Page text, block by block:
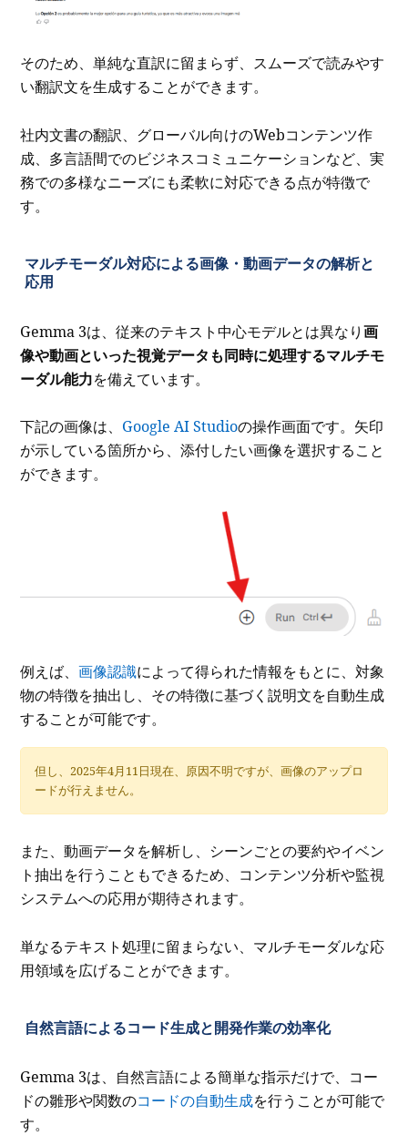
そのため、単純な直訳に留まらず、スムーズで読みやす
い翻訳文を生成することができます。
社内文書の翻訳、グローバル向けのWebコンテンツ作
成、多言語間でのビジネスコミュニケーションなど、実
務での多様なニーズにも柔軟に対応できる点が特徴で
す。
マルチモーダル対応による画像・動画データの解析と
応用
Gemma 3は、従来のテキスト中心モデルとは異なり画
像や動画といった視覚データも同時に処理するマルチモ
ーダル能力を備えています。
下記の画像は、 Google AI Studioの操作画面です。矢印
が示している箇所から、添付したい画像を選択すること
ができます。
例えば、画像認識によって得られた情報をもとに、対象
物の特徴を抽出し、その特徴に基づく説明文を自動生成
することが可能です。
但し、2025年4月11日現在、原因不明ですが、画像のアップロ
ードが行えません。
また、動画データを解析し、シーンごとの要約やイベン
ト抽出を行うこともできるため、コンテンツ分析や監視
システムへの応用が期待されます。
単なるテキスト処理に留まらない、マルチモーダルな応
用領域を広げることができます。
自然言語によるコード生成と開発作業の効率化
Gemma 3は、自然言語による簡単な指示だけで、コー
ドの雛形や関数のコードの自動生成を行うことが可能で
す。